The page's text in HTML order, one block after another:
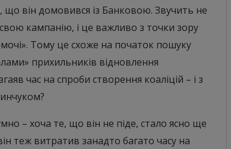
він домовився із Банковою. Звучить не
кампанію, і це важливо з точки зору
Тому це схоже на початок пошуку
прихильників відновлення
час на спроби створення коаліцій – і з
– хоча те, що він не піде, стало ясно ще
теж витратив занадто багато часу на